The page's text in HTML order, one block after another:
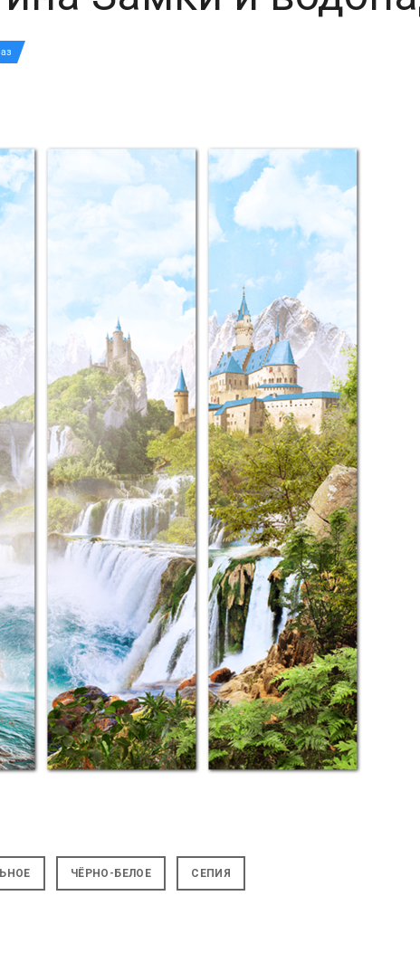
ЧЁРНО-БЕЛОЕ СЕПИЯ